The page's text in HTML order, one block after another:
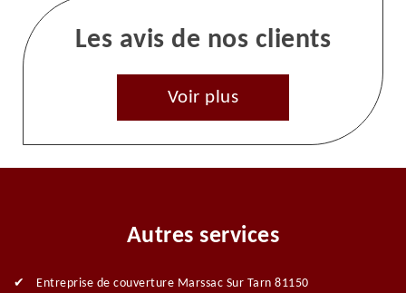
Les avis de nos clients
Voir plus
Autres services
Entreprise de couverture Marssac Sur Tarn 81150